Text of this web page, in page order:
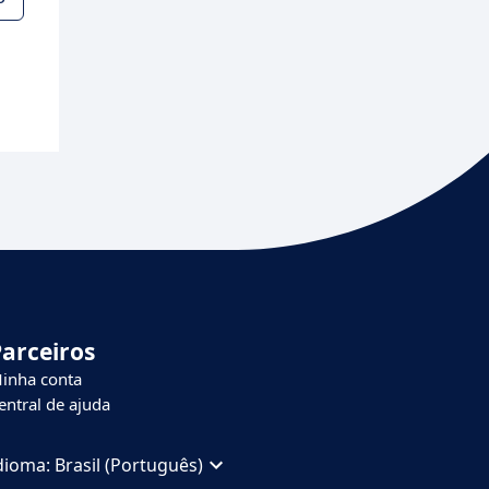
conta
de ajuda
Brasil (Português)